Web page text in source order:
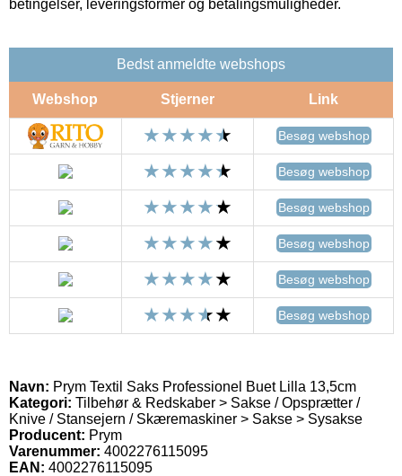
betingelser, leveringsformer og betalingsmuligheder.
Bedst anmeldte webshops
Webshop Stjerner Link
Besøg webshop
Besøg webshop
Besøg webshop
Besøg webshop
Besøg webshop
Besøg webshop
Navn: Prym Textil Saks Professionel Buet Lilla 13,5cm
Kategori: Tilbehør & Redskaber > Sakse / Opsprætter /
Knive / Stansejern / Skæremaskiner > Sakse > Sysakse
Producent: Prym
Varenummer: 4002276115095
EAN: 4002276115095